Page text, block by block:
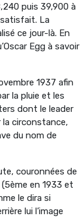
puis 39,900 à
La
ce jour-là. En
Egg à savoir
1937 afin
la pluie et les
dont le leader
la circonstance,
du nom de
couronnées de
en 1933 et
le dira si
lui l’image